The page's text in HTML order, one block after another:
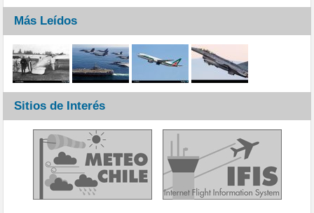
Más Leídos
Sitios de Interés